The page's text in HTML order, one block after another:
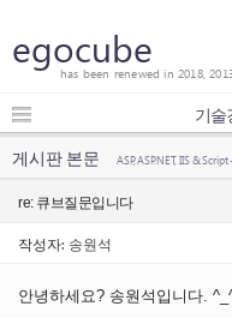
egocube
has been renewed in 2018,
기술
게시판 본문 ASP, ASP.NET, IIS &
re: 큐브질문입니다
작성자: 송원석
안녕하세요? 송원석입니다.